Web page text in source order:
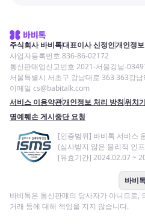
주식회사 바비톡대표이사 신정인개인정
사업자등록번호 836-86-02172
통신판매업신고번호 2021-서울강남-
서울특별시 서초구 강남대로 363 363강
이메일 cs@babitalk.com
서비스 이용약관개인정보 처리 방침위치
명예훼손 게시중단 요청
[인증범위] 바비톡 서비스
(심사받지 않은 물리적 인
[유효기간] 2024.02.07 ~
바비
바비톡은 통신판매의 당사자가 아니므로,
거래 등에 대해 책임을 지지 않습니다.